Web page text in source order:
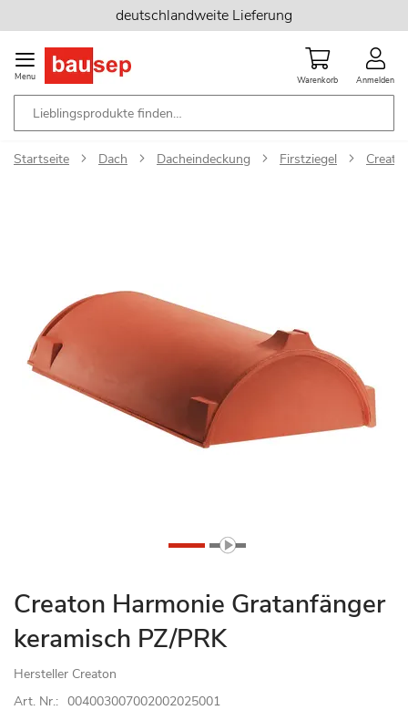
Inhalt
springen
deutschlandweite Lieferung
Menu Warenkorb Anmelden
Startseite Dach Dacheindeckung Firstziegel
Zum
Anfang
der
springen
Creaton Harmonie Gratanfänger
keramisch PZ/PRK
Hersteller Creaton
Art. Nr.: 004003007002002025001